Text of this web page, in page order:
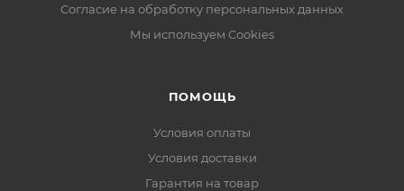
Согласие на обработку персональных данных
Мы используем Cookies
ПОМОЩЬ
Условия оплаты
Условия доставки
Гарантия на товар